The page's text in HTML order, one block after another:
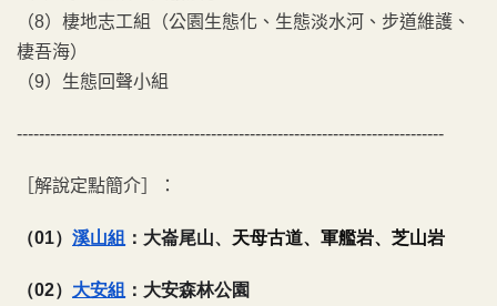
（8）棲地志工組（公園生態化、生態淡水河、步道維護、
棲吾海）
（9）生態回聲小組
-----------------------------------------------------------------------------
［解說定點簡介］：
（01） 溪山組 ： 大崙尾山、 天母古道、軍艦岩、芝山岩
（02） 大安組 ：大安森林公園